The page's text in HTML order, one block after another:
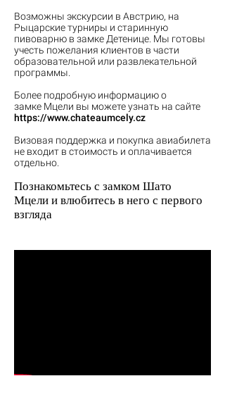
Возможны экскурсии в Австрию, на
Рыцарские турниры и старинную
пивоварню в замке Детенице. Мы готовы
учесть пожелания клиентов в части
образовательной или развлекательной
программы.
Более подробную информацию о
замке Мцели вы можете узнать на сайте
https://www.chateaumcely.cz
Визовая поддержка и покупка авиабилета
не входит в стоимость и оплачивается
отдельно.
Познакомьтесь с замком Шато
Мцели и влюбитесь в него с первого
взгляда